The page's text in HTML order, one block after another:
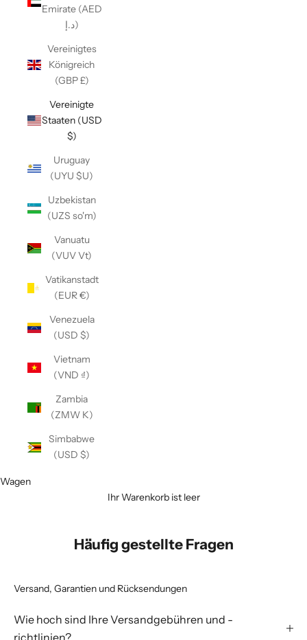
Emirate (AED
د.إ)
Vereinigtes
Königreich
(GBP £)
Vereinigte
Staaten (USD
$)
Uruguay
(UYU $U)
Uzbekistan
(UZS so'm)
Vanuatu
(VUV Vt)
Vatikanstadt
(EUR €)
Venezuela
(USD $)
Vietnam
(VND ₫)
Zambia
(ZMW K)
Simbabwe
(USD $)
Wagen
Ihr Warenkorb ist leer
Häufig gestellte Fragen
Versand, Garantien und Rücksendungen
Wie hoch sind Ihre Versandgebühren und -
richtlinien?